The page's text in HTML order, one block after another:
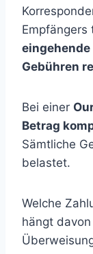
Empfängers
Gebühren
Bei einer
Betrag
Sämtliche
belastet.
Welche
hängt